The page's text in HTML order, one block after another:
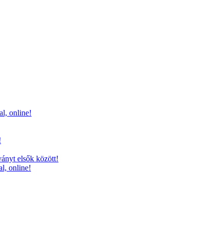
online!
elsők között!
online!